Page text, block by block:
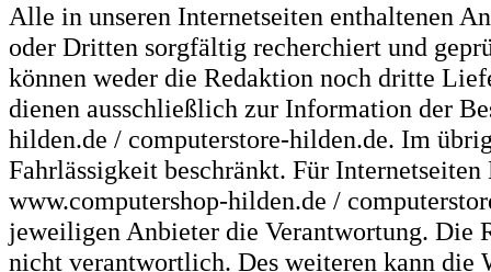
Alle in unseren Internetseiten enthaltenen
oder Dritten sorgfältig recherchiert und
können weder die Redaktion noch dritte
dienen ausschließlich zur Information der
hilden.de / computerstore-hilden.de. Im
Fahrlässigkeit beschränkt. Für
www.computershop-hilden.de /
jeweiligen Anbieter die Verantwortung. Die
nicht verantwortlich. Des weiteren kann die